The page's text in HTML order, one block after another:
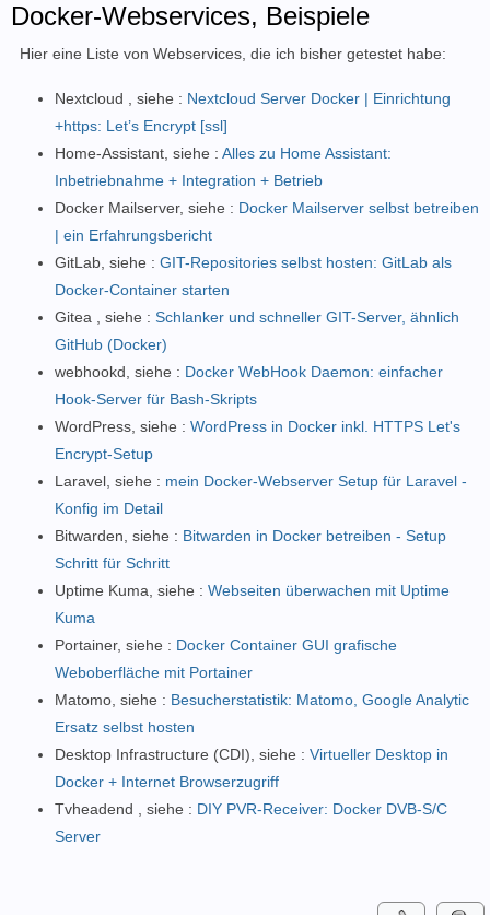
Docker-Webservices, Beispiele
Hier eine Liste von Webservices, die ich bisher getestet habe:
Nextcloud , siehe : Nextcloud Server Docker | Einrichtung
+https: Let’s Encrypt [ssl]
Home-Assistant, siehe : Alles zu Home Assistant:
Inbetriebnahme + Integration + Betrieb
Docker Mailserver, siehe : Docker Mailserver selbst betreiben
| ein Erfahrungsbericht
GitLab, siehe : GIT-Repositories selbst hosten: GitLab als
Docker-Container starten
Gitea , siehe : Schlanker und schneller GIT-Server, ähnlich
GitHub (Docker)
webhookd, siehe : Docker WebHook Daemon: einfacher
Hook-Server für Bash-Skripts
WordPress, siehe : WordPress in Docker inkl. HTTPS Let's
Encrypt-Setup
Laravel, siehe : mein Docker-Webserver Setup für Laravel -
Konfig im Detail
Bitwarden, siehe : Bitwarden in Docker betreiben - Setup
Schritt für Schritt
Uptime Kuma, siehe : Webseiten überwachen mit Uptime
Kuma
Portainer, siehe : Docker Container GUI grafische
Weboberfläche mit Portainer
Matomo, siehe : Besucherstatistik: Matomo, Google Analytic
Ersatz selbst hosten
Desktop Infrastructure (CDI), siehe : Virtueller Desktop in
Docker + Internet Browserzugriff
Tvheadend , siehe : DIY PVR-Receiver: Docker DVB-S/C
Server